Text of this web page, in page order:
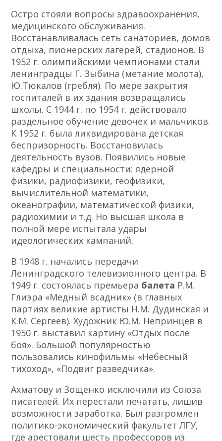
Остро стояли вопросы здравоохранения,
медицинского обслуживания.
Восстанавливалась сеть санаториев, домов
отдыха, пионерских лагерей, стадионов. В
1952 г. олимпийскими чемпионами стали
ленинградцы Г. Зыбина (метание молота),
Ю.Тюкалов (гребля). По мере закрытия
госпиталей в их здания возвращались
школы. С 1944 г. по 1954 г. действовало
раздельное обучение девочек и мальчиков.
К 1952 г. была ликвидирована детская
беспризорность. Восстановилась
деятельность вузов. Появились новые
кафедры и специальности: ядерной
физики, радиофизики, геофизики,
вычислительной математики,
океанографии, математической физики,
радиохимии и т.д. Но высшая школа в
полной мере испытала удары
идеологических кампаний.
В 1948 г. начались передачи
Ленинградского телевизионного центра. В
1949 г. состоялась премьера балета Р.М.
Глиэра «Медный всадник» (в главных
партиях великие артисты Н.М. Дудинская и
К.М. Сергеев). Художник Ю.М. Непринцев в
1950 г. выставил картину «Отдых после
боя». Большой популярностью
пользовались кинофильмы «Небесный
тихоход», «Подвиг разведчика».
Ахматову и Зощенко исключили из Союза
писателей. Их перестали печатать, лишив
возможности заработка. Был разгромлен
политико-экономический факультет ЛГУ,
где арестовали шесть профессоров из